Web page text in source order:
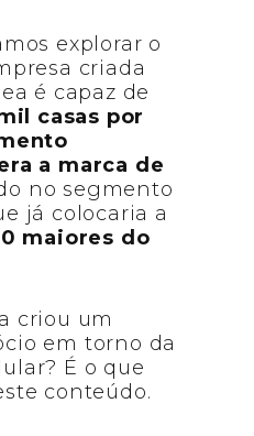
explorar o
criada
é capaz de
casas por
a marca de
no segmento
já colocaria a
maiores do
criou um
em torno da
É o que
conteúdo.